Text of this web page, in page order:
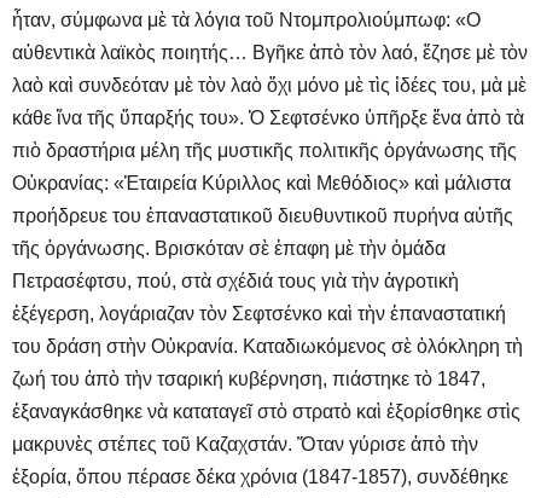
ἦταν, σύμφωνα μὲ τὰ λόγια τοῦ Ντομπρολιούμπωφ: «Ο
αὐθεντικὰ λαϊκὸς ποιητής… Βγῆκε ἀπὸ τὸν λαό, ἔζησε μὲ τὸν
λαὸ καὶ συνδεόταν μὲ τὸν λαὸ ὄχι μόνο μὲ τὶς ἰδέες του, μὰ μὲ
κάθε ἵνα τῆς ὕπαρξής του». Ὁ Σεφτσένκο ὑπῆρξε ἕνα ἀπὸ τὰ
πιὸ δραστήρια μέλη τῆς μυστικῆς πολιτικῆς ὀργάνωσης τῆς
Οὐκρανίας: «Ἑταιρεία Κύριλλος καὶ Μεθόδιος» καὶ μάλιστα
προήδρευε του ἐπαναστατικοῦ διευθυντικοῦ πυρήνα αὐτῆς
τῆς ὀργάνωσης. Βρισκόταν σὲ ἐπαφη μὲ τὴν ὁμάδα
Πετρασέφτσυ, πού, στὰ σχέδιά τους γιὰ τὴν ἀγροτικὴ
ἐξέγερση, λογάριαζαν τὸν Σεφτσένκο καὶ τὴν ἐπαναστατική
του δράση στὴν Οὐκρανία. Καταδιωκόμενος σὲ ὁλόκληρη τὴ
ζωή του ἀπὸ τὴν τσαρική κυβέρνηση, πιάστηκε τὸ 1847,
ἐξαναγκάσθηκε νὰ καταταγεῖ στὸ στρατὸ καὶ ἐξορίσθηκε στὶς
μακρυνὲς στέπες τοῦ Καζαχστάν. Ὅταν γύρισε ἀπὸ τὴν
ἐξορία, ὅπου πέρασε δέκα χρόνια (1847-1857), συνδέθηκε